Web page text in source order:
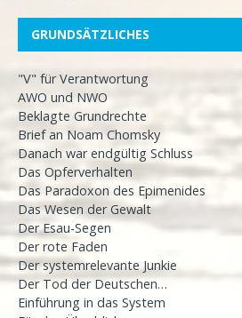
GRUNDSÄTZLICHES
"V" für Verantwortung
AWO und NWO
Beklagte Grundrechte
Brief an Noam Chomsky
Danach war endgültig Schluss
Das Opferverhalten
Das Paradoxon des Epimenides
Das Wesen der Gewalt
Der Esau-Segen
Der rote Faden
Der systemrelevante Junkie
Der Tod der Deutschen…
Einführung in das System